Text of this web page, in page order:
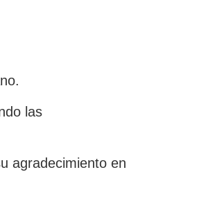
las
agradecimiento en